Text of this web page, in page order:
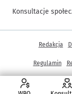
Konsultacje
Inne
Redakcja
Regulamin